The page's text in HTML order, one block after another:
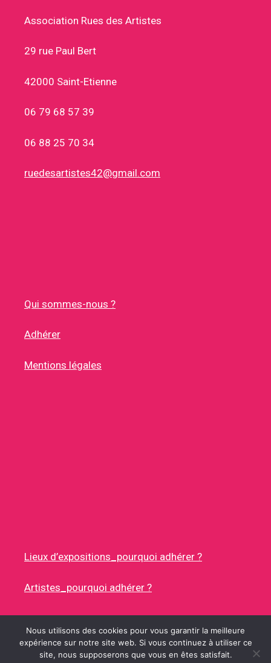
Association Rues des Artistes
29 rue Paul Bert
42000 Saint-Etienne
06 79 68 57 39
06 88 25 70 34
ruedesartistes42@gmail.com
Qui sommes-nous ?
Adhérer
Mentions légales
Lieux d’expositions_pourquoi adhérer ?
Artistes_pourquoi adhérer ?
© 2026 RUES DES ARTISTES• CONSTRUIT AVEC
Nous utilisons des cookies pour vous garantir la meilleure
expérience sur notre site web. Si vous continuez à utiliser ce
site, nous supposerons que vous en êtes satisfait.